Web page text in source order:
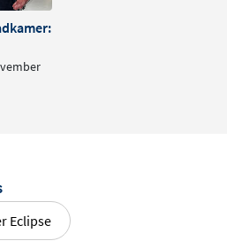
is het nodig?
Eclipse